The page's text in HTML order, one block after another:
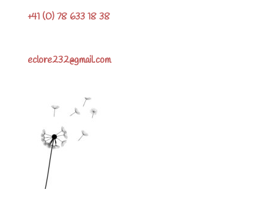
+41 (0) 78 633 18 38
eclore232@gmail.com